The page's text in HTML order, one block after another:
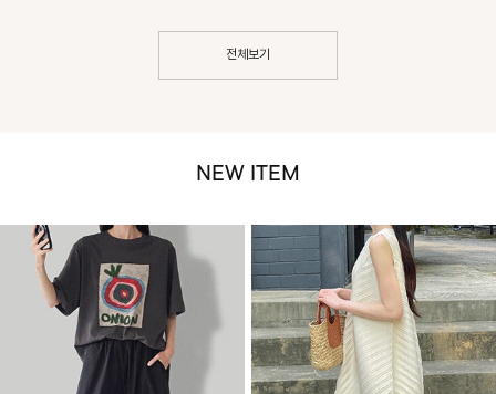
전체보기
NEW ITEM